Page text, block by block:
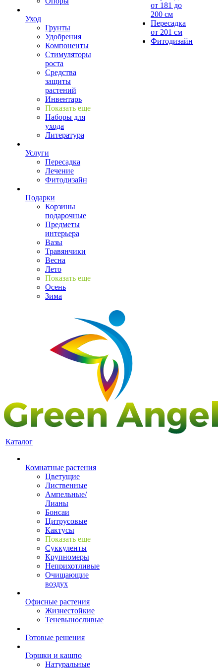
Уход
Грунты
Удобрения
Компоненты
Стимуляторы
роста
Средства
защиты
растений
Инвентарь
Показать еще
Наборы для
ухода
Литература
Услуги
Пересадка
Лечение
Фитодизайн
Подарки
Корзины
подарочные
Предметы
интерьера
Вазы
Травянчики
Весна
Лето
Показать еще
Осень
Зима
от 181 до
200 см
Пересадка
от 201 см
Фитодизайн
Каталог
Комнатные растения
Цветущие
Лиственные
Ампельные/
Лианы
Бонсаи
Цитрусовые
Кактусы
Показать еще
Суккуленты
Крупномеры
Неприхотливые
Очищающие
воздух
Офисные растения
Жизнестойкие
Теневыносливые
Готовые решения
Горшки и кашпо
Натуральные